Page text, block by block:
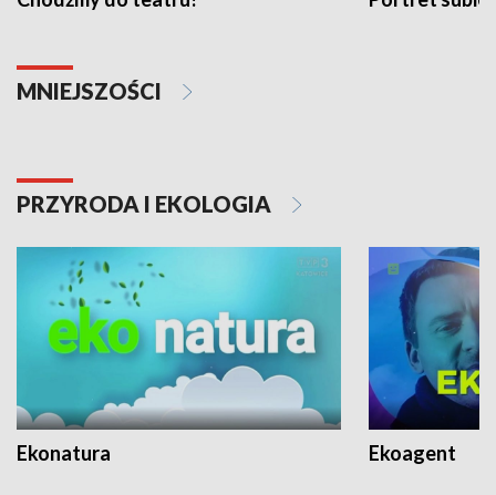
MNIEJSZOŚCI
PRZYRODA I EKOLOGIA
Ekonatura Ekoagent